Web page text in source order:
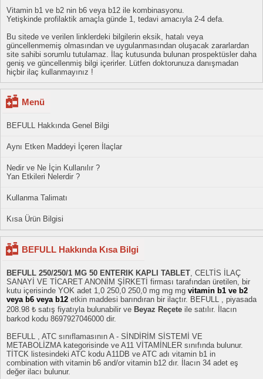
Vitamin b1 ve b2 nin b6 veya b12 ile kombinasyonu.
Yetişkinde profilaktik amaçla günde 1, tedavi amacıyla 2-4 defa.
Bu sitede ve verilen linklerdeki bilgilerin eksik, hatalı veya
güncellenmemiş olmasından ve uygulanmasından oluşacak zararlardan
site sahibi sorumlu tutulamaz. İlaç kutusunda bulunan prospektüsler daha
geniş ve güncellenmiş bilgi içerirler. Lütfen doktorunuza danışmadan
hiçbir ilaç kullanmayınız !
Menü
BEFULL Hakkında Genel Bilgi
Aynı Etken Maddeyi İçeren İlaçlar
Nedir ve Ne İçin Kullanılır ?
Yan Etkileri Nelerdir ?
Kullanma Talimatı
Kısa Ürün Bilgisi
BEFULL Hakkında Kısa Bilgi
BEFULL 250/250/1 MG 50 ENTERIK KAPLI TABLET , CELTİS İLAÇ
SANAYİ VE TİCARET ANONİM ŞİRKETİ firması tarafından üretilen, bir
kutu içerisinde YOK adet 1,0 250,0 250,0 mg mg mg vitamin b1 ve b2
veya b6 veya b12 etkin maddesi barındıran bir ilaçtır. BEFULL , piyasada
208.98 ₺ satış fiyatıyla bulunabilir ve Beyaz Reçete ile satılır. İlacın
barkod kodu 8697927046000 dir.
BEFULL , ATC sınıflamasının A - SİNDİRİM SİSTEMİ VE
METABOLİZMA kategorisinde ve A11 VİTAMİNLER sınıfında bulunur.
TİTCK listesindeki ATC kodu A11DB ve ATC adı vitamin b1 in
combination with vitamin b6 and/or vitamin b12 dır. İlacın 34 adet eş
değer ilacı bulunur.